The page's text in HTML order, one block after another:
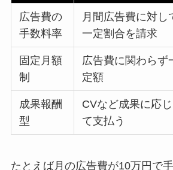
広告費の
手数料率
月間広告費に対し
一定割合を請求
固定月額
制
広告費に関わらず
定額
成果報酬
型
CVなど成果に応じ
て支払う
たとえば月の広告費が10万円で